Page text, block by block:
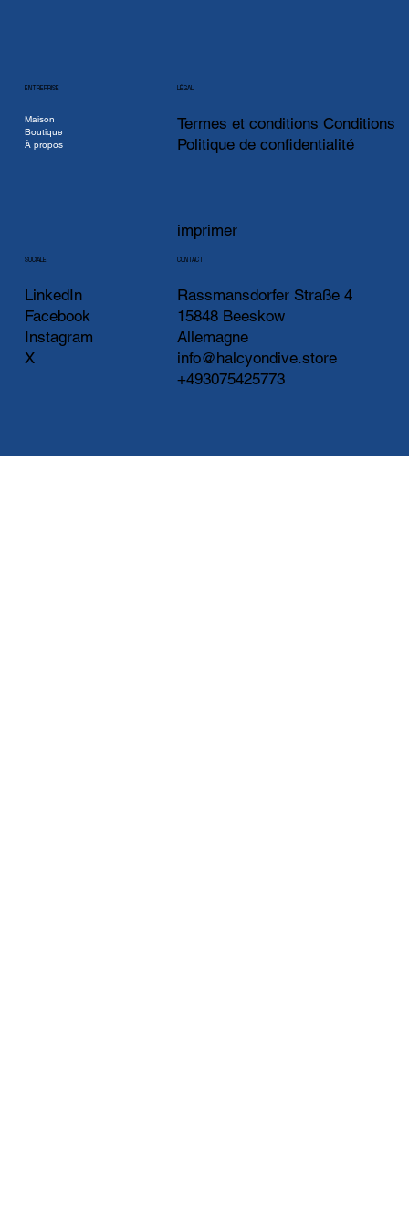
ENTREPRISE
Maison
Boutique
À propos
LÉGAL
Termes et conditions Conditions
Politique de confidentialité
imprimer
SOCIALE
LinkedIn
Facebook
Instagram
X
CONTACT
Rassmansdorfer Straße 4
15848 Beeskow
Allemagne
info@halcyondive.store
+493075425773